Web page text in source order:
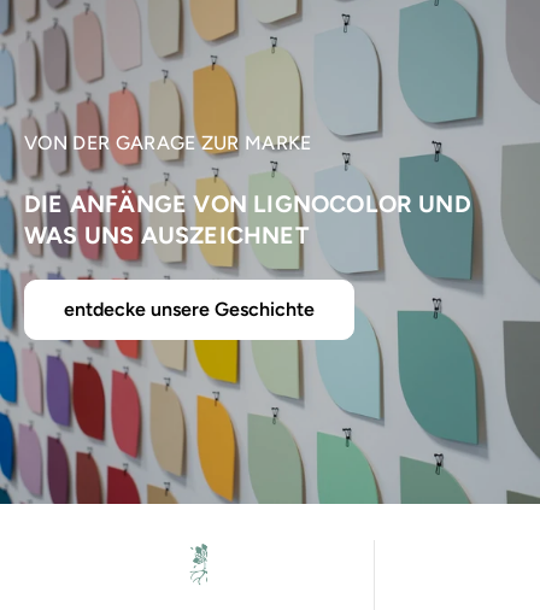
VON DER GARAGE ZUR MARKE
DIE ANFÄNGE VON LIGNOCOLOR UND
WAS UNS AUSZEICHNET
entdecke unsere Geschichte